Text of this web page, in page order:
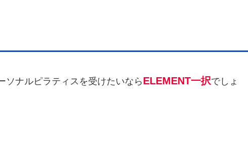
ソナルピラティスを受けたいなら ELEMENT一択でしょ